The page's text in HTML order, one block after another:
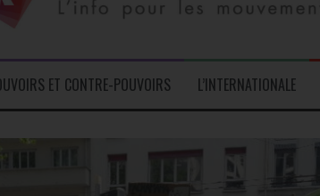
ça peut marcher
médico-social
ET CONTRE-POUVOIRS L’INTERNATIONALE